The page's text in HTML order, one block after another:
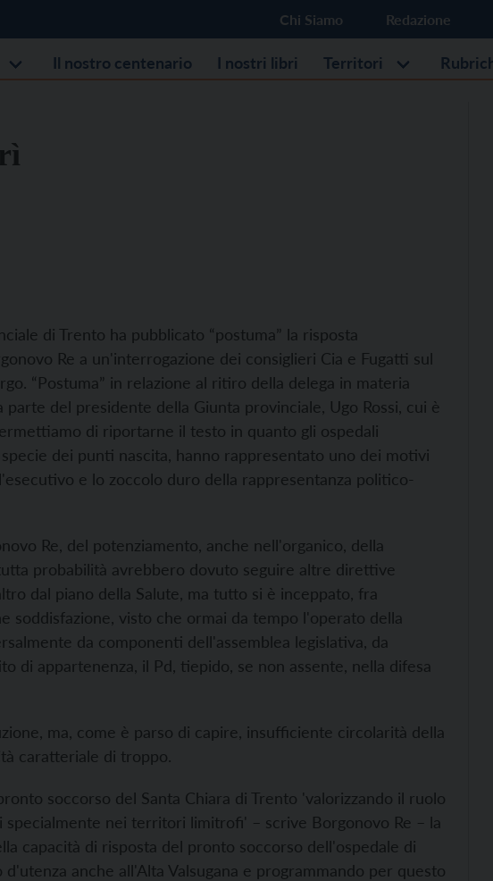
Chi Siamo Redazione
Il nostro centenario I nostri libri Territori
di Trento ha pubblicato “postuma” la risposta
Re a un'interrogazione dei consiglieri Cia e Fugatti sul
“Postuma” in relazione al ritiro della delega in materia
parte del presidente della Giunta provinciale, Ugo Rossi, cui è
di riportarne il testo in quanto gli ospedali
dei punti nascita, hanno rappresentato uno dei motivi
e lo zoccolo duro della rappresentanza politico-
Re, del potenziamento, anche nell'organico, della
probabilità avrebbero dovuto seguire altre direttive
dal piano della Salute, ma tutto si è inceppato, fra
soddisfazione, visto che ormai da tempo l'operato della
da componenti dell'assemblea legislativa, da
di appartenenza, il Pd, tiepido, se non assente, nella difesa
ma, come è parso di capire, insufficiente circolarità della
caratteriale di troppo.
soccorso del Santa Chiara di Trento 'valorizzando il ruolo
nei territori limitrofi' – scrive Borgonovo Re – la
capacità di risposta del pronto soccorso dell'ospedale di
d'utenza anche all'Alta Valsugana e programmando per questo